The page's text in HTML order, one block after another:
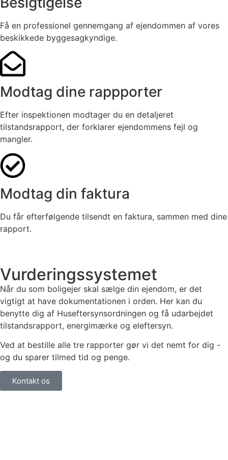
Få en professionel gennemgang af ejendommen af vores
beskikkede byggesagkyndige.
Modtag dine rappporter
Efter inspektionen modtager du en detaljeret
tilstandsrapport, der forklarer ejendommens fejl og
mangler.
Modtag din faktura
Du får efterfølgende tilsendt en faktura, sammen med dine
rapport.
Vurderingssystemet
Når du som boligejer skal sælge din ejendom, er det
vigtigt at have dokumentationen i orden. Her kan du
benytte dig af Huseftersynsordningen og få udarbejdet
tilstandsrapport, energimærke og eleftersyn.
Ved at bestille alle tre rapporter gør vi det nemt for dig -
og du sparer tilmed tid og penge.
Kontakt os